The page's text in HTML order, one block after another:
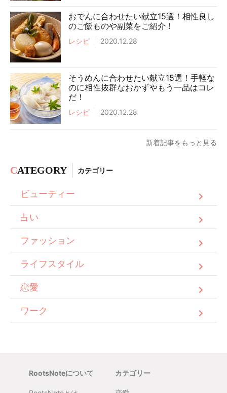
おでんに合わせたい献立15選！相性良し
のご飯ものや副菜をご紹介！
レシピ 2020.12.28
そうめんに合わせたい献立15選！手軽な
のに相性抜群なおかずやもう一品はコレ
だ！
レシピ 2020.12.28
新着記事をもっと見る
CATEGORY カテゴリー
ビューティー
占い
ファッション
ライフスタイル
恋愛
ワーク
RootsNoteについて カテゴリー